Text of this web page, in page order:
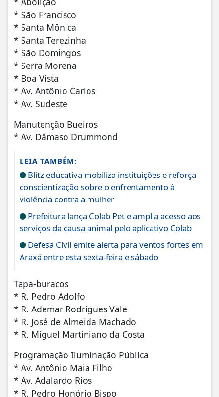
* São Francisco
* Santa Mônica
* Santa Terezinha
* São Domingos
* Serra Morena
* Boa Vista
* Av. Antônio Carlos
* Av. Sudeste
Manutenção Bueiros
* Av. Dâmaso Drummond
LEIA TAMBÉM:
Blitz educativa mobiliza instituições e reforça
conscientização sobre o enfrentamento à
violência contra a mulher
Prefeitura lança Colab Pet e amplia acesso aos
serviços da causa animal pelo aplicativo Colab
Defesa Civil emite alerta para ventos fortes em
Araxá entre esta sexta-feira e sábado
Tapa-buracos
* R. Pedro Adolfo
* R. Ademar Rodrigues Vale
* R. José de Almeida Machado
* R. Miguel Martiniano da Costa
Programação Iluminação Pública
* Av. Antônio Maia Filho
* Av. Adalardo Rios
* R. Pedro Honório Bispo